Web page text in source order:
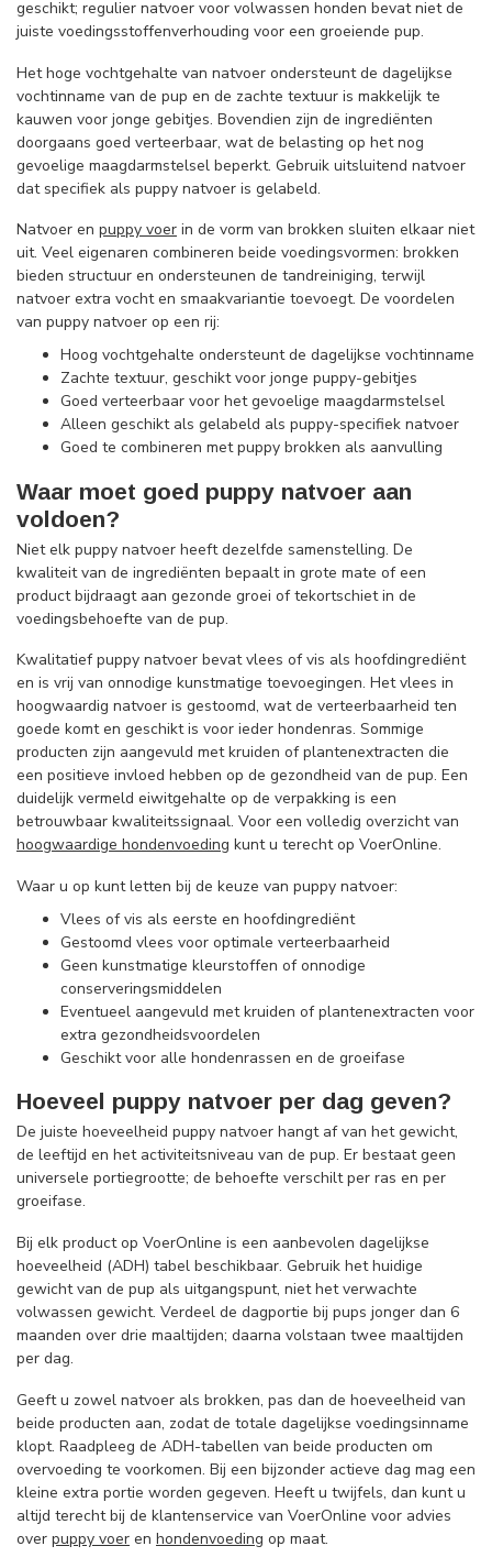
geschikt; regulier natvoer voor volwassen honden bevat niet de
juiste voedingsstoffenverhouding voor een groeiende pup.
Het hoge vochtgehalte van natvoer ondersteunt de dagelijkse
vochtinname van de pup en de zachte textuur is makkelijk te
kauwen voor jonge gebitjes. Bovendien zijn de ingrediënten
doorgaans goed verteerbaar, wat de belasting op het nog
gevoelige maagdarmstelsel beperkt. Gebruik uitsluitend natvoer
dat specifiek als puppy natvoer is gelabeld.
Natvoer en puppy voer in de vorm van brokken sluiten elkaar niet
uit. Veel eigenaren combineren beide voedingsvormen: brokken
bieden structuur en ondersteunen de tandreiniging, terwijl
natvoer extra vocht en smaakvariantie toevoegt. De voordelen
van puppy natvoer op een rij:
Hoog vochtgehalte ondersteunt de dagelijkse vochtinname
Zachte textuur, geschikt voor jonge puppy-gebitjes
Goed verteerbaar voor het gevoelige maagdarmstelsel
Alleen geschikt als gelabeld als puppy-specifiek natvoer
Goed te combineren met puppy brokken als aanvulling
Waar moet goed puppy natvoer aan
voldoen?
Niet elk puppy natvoer heeft dezelfde samenstelling. De
kwaliteit van de ingrediënten bepaalt in grote mate of een
product bijdraagt aan gezonde groei of tekortschiet in de
voedingsbehoefte van de pup.
Kwalitatief puppy natvoer bevat vlees of vis als hoofdingrediënt
en is vrij van onnodige kunstmatige toevoegingen. Het vlees in
hoogwaardig natvoer is gestoomd, wat de verteerbaarheid ten
goede komt en geschikt is voor ieder hondenras. Sommige
producten zijn aangevuld met kruiden of plantenextracten die
een positieve invloed hebben op de gezondheid van de pup. Een
duidelijk vermeld eiwitgehalte op de verpakking is een
betrouwbaar kwaliteitssignaal. Voor een volledig overzicht van
hoogwaardige hondenvoeding kunt u terecht op VoerOnline.
Waar u op kunt letten bij de keuze van puppy natvoer:
Vlees of vis als eerste en hoofdingrediënt
Gestoomd vlees voor optimale verteerbaarheid
Geen kunstmatige kleurstoffen of onnodige
conserveringsmiddelen
Eventueel aangevuld met kruiden of plantenextracten voor
extra gezondheidsvoordelen
Geschikt voor alle hondenrassen en de groeifase
Hoeveel puppy natvoer per dag geven?
De juiste hoeveelheid puppy natvoer hangt af van het gewicht,
de leeftijd en het activiteitsniveau van de pup. Er bestaat geen
universele portiegrootte; de behoefte verschilt per ras en per
groeifase.
Bij elk product op VoerOnline is een aanbevolen dagelijkse
hoeveelheid (ADH) tabel beschikbaar. Gebruik het huidige
gewicht van de pup als uitgangspunt, niet het verwachte
volwassen gewicht. Verdeel de dagportie bij pups jonger dan 6
maanden over drie maaltijden; daarna volstaan twee maaltijden
per dag.
Geeft u zowel natvoer als brokken, pas dan de hoeveelheid van
beide producten aan, zodat de totale dagelijkse voedingsinname
klopt. Raadpleeg de ADH-tabellen van beide producten om
overvoeding te voorkomen. Bij een bijzonder actieve dag mag een
kleine extra portie worden gegeven. Heeft u twijfels, dan kunt u
altijd terecht bij de klantenservice van VoerOnline voor advies
over puppy voer en hondenvoeding op maat.